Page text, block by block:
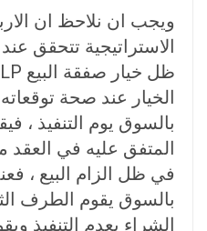
ويجب ان نلاحظ ان
الاستراتيجية تتحقق
الخيار عند صحة
بالسوق يوم التنفيذ ،
المتفق عليه في العقد
في ظل الزام البيع ،
بالسوق يقوم الطرف
الشراء بعدم التنفيذ